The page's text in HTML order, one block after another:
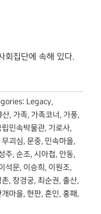
회집단에 속해 있다.
Legacy,
산, 가족, 가족코너 , 가풍,
립민속박물관, 기로사,
무괴심, 문중, 민속마을,
주, 순조, 시아첩, 안동,
석문, 이승희 , 이원조,
촌, 창경궁, 최순권, 출산,
개마을, 현판, 혼인, 홍패 ,